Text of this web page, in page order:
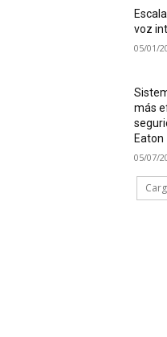
voz
05/01/
más
Eaton
05/07/